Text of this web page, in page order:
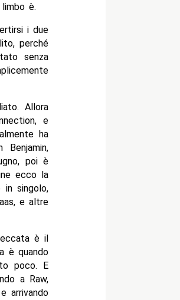
è.
i due
perché
senza
Allora
e
ha
poi è
ecco la
in singolo,
e altre
è il
è quando
poco. E
a Raw,
arrivando